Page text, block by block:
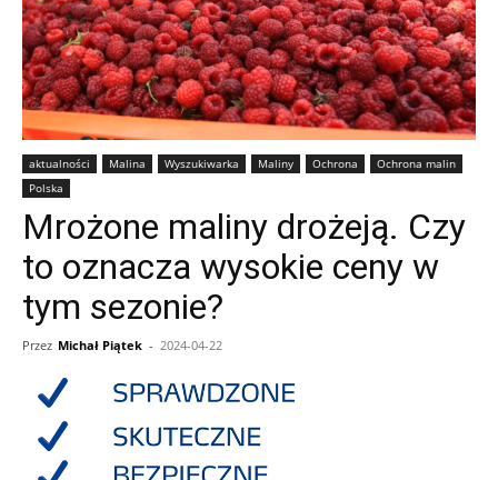
aktualności Malina Wyszukiwarka Maliny Ochrona
Ochrona malin
Polska
Mrożone maliny drożeją. Czy
to oznacza wysokie ceny w
tym sezonie?
Przez Michał Piątek - 2024-04-22